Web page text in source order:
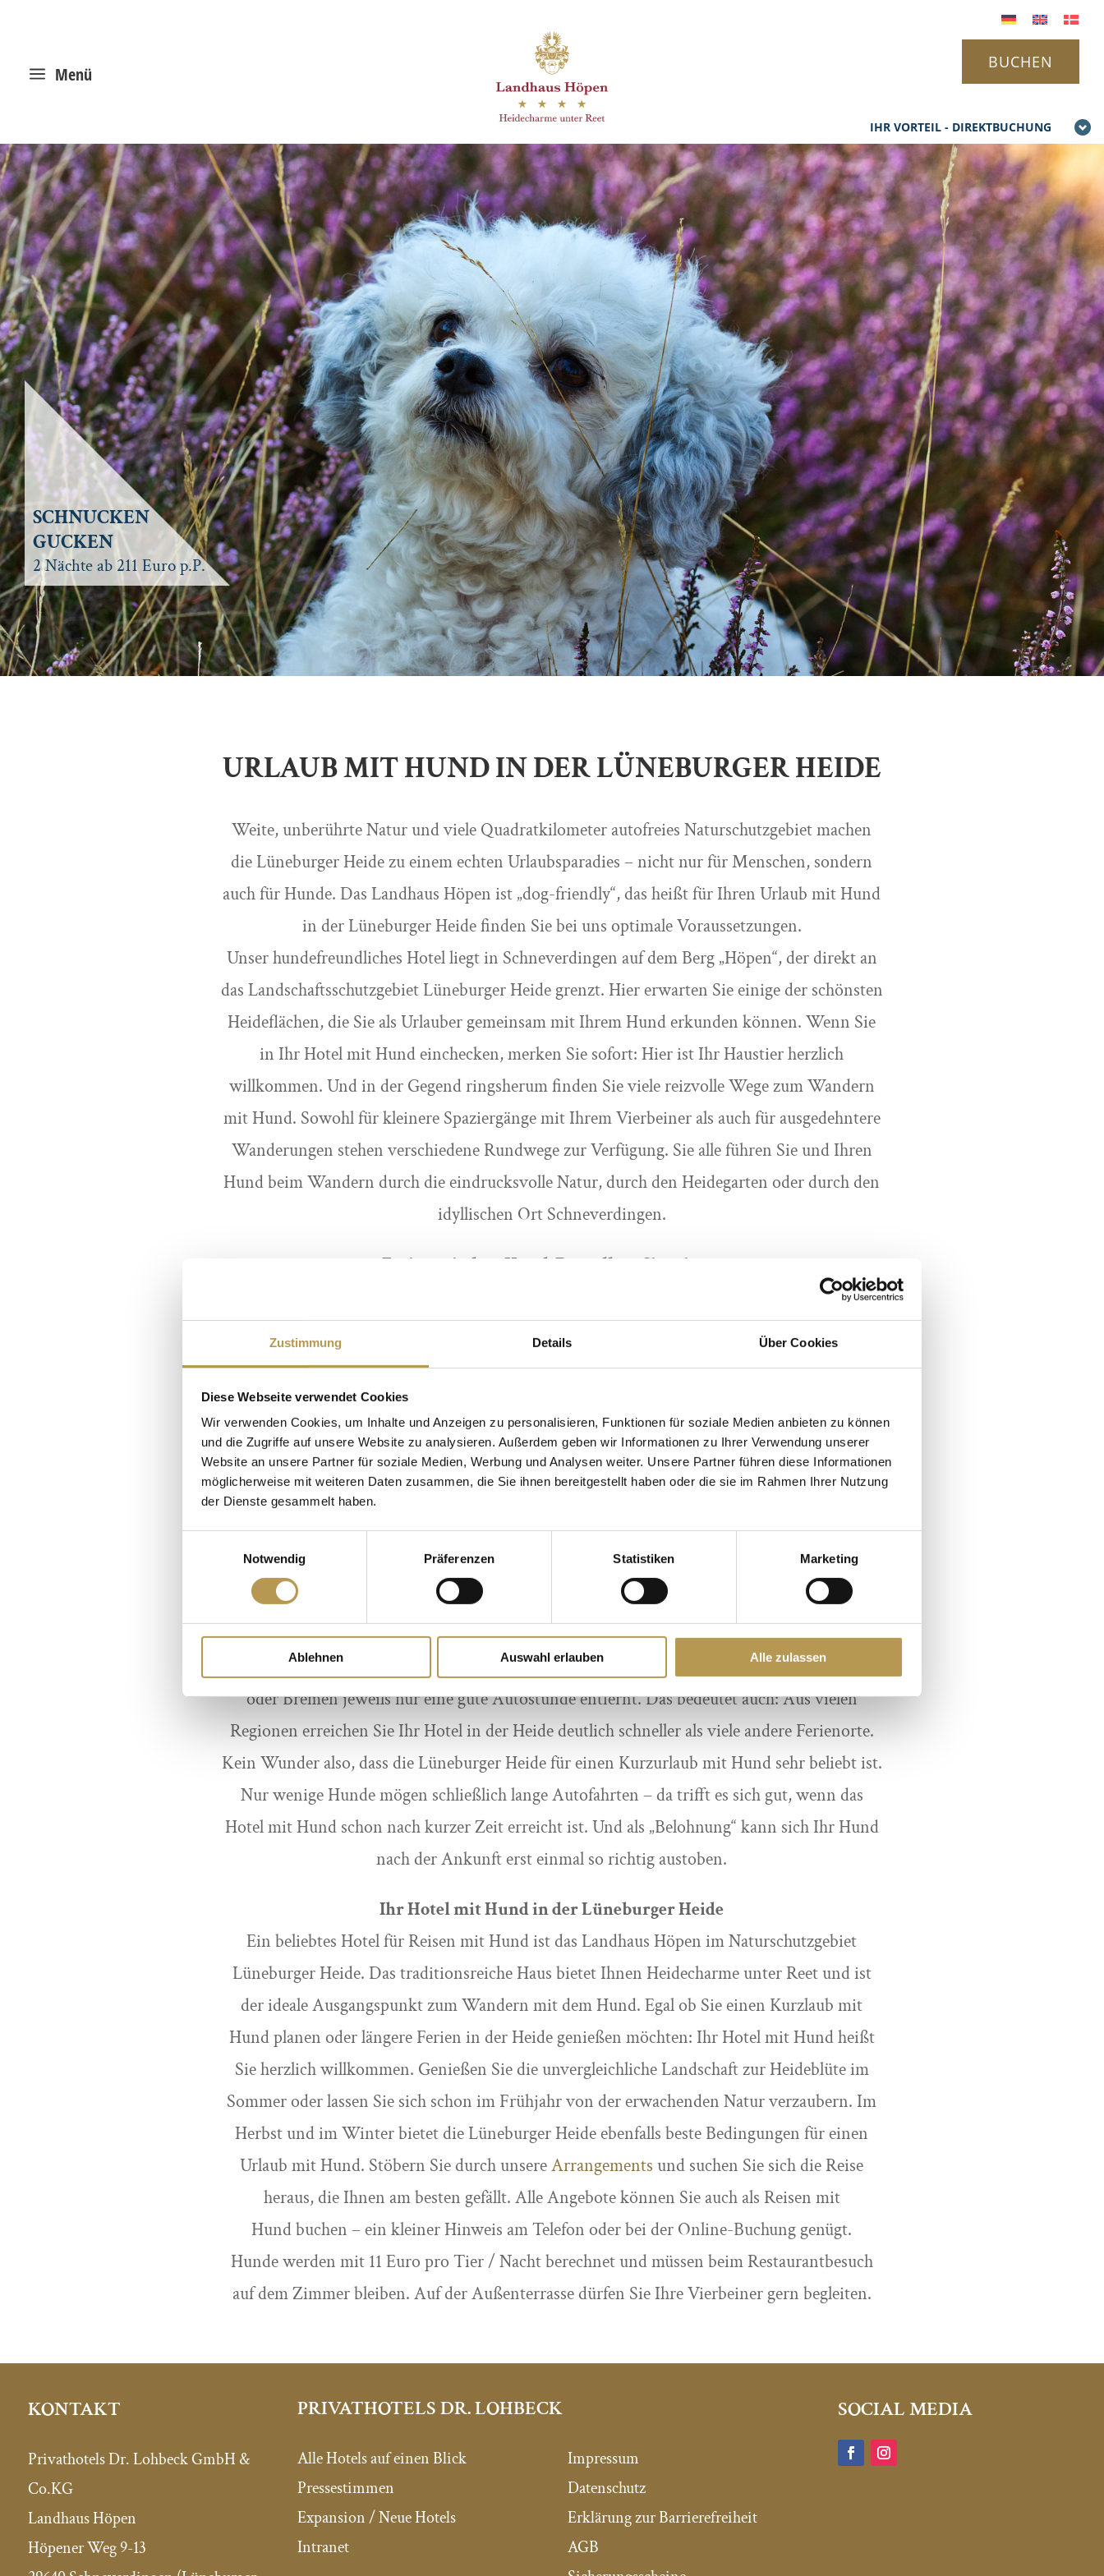
Zustimmung Details Über Cookies
Diese Webseite verwendet Cookies
Wir verwenden Cookies, um Inhalte und Anzeigen zu personalisieren, Funktionen für soziale Medien anbieten zu können
und die Zugriffe auf unsere Website zu analysieren. Außerdem geben wir Informationen zu Ihrer Verwendung unserer
Website an unsere Partner für soziale Medien, Werbung und Analysen weiter. Unsere Partner führen diese Informationen
möglicherweise mit weiteren Daten zusammen, die Sie ihnen bereitgestellt haben oder die sie im Rahmen Ihrer Nutzung
der Dienste gesammelt haben.
Notwendig
Präferenzen Statistiken Marketing
Ablehnen Auswahl erlauben Alle zulassen
IHR VORTEIL - DIREKTBUCHUNG
a Menü
BUCHEN
SCHNUCKEN
GUCKEN
2 Nächte ab 211 Euro p.P.
URLAUB MIT HUND IN DER LÜNEBURGER HEIDE
Weite, unberührte Natur und viele Quadratkilometer autofreies Naturschutzgebiet machen
die Lüneburger Heide zu einem echten Urlaubsparadies – nicht nur für Menschen, sondern
auch für Hunde. Das Landhaus Höpen ist „dog-friendly“, das heißt für Ihren Urlaub mit Hund
in der Lüneburger Heide finden Sie bei uns optimale Voraussetzungen.
Unser hundefreundliches Hotel liegt in Schneverdingen auf dem Berg „Höpen“, der direkt an
das Landschaftsschutzgebiet Lüneburger Heide grenzt. Hier erwarten Sie einige der schönsten
Heideflächen, die Sie als Urlauber gemeinsam mit Ihrem Hund erkunden können. Wenn Sie
in Ihr Hotel mit Hund einchecken, merken Sie sofort: Hier ist Ihr Haustier herzlich
willkommen. Und in der Gegend ringsherum finden Sie viele reizvolle Wege zum Wandern
mit Hund. Sowohl für kleinere Spaziergänge mit Ihrem Vierbeiner als auch für ausgedehntere
Wanderungen stehen verschiedene Rundwege zur Verfügung. Sie alle führen Sie und Ihren
Hund beim Wandern durch die eindrucksvolle Natur, durch den Heidegarten oder durch den
idyllischen Ort Schneverdingen.
Ferien mit dem Hund: Das sollten Sie wissen
Wenn Sie Ihren Familienurlaub mit Hund in der Lüneburger Heide planen, buchen Sie
Ihr Zimmer im Heide Hotel Landhaus Höpenmit dem guten Gefühl, dass Ihr Hund hier gerne
gesehen ist. Bitte geben Sie bereits bei der Reservierung an, dass Sie Urlaub mit Hund
machen, damit wir entsprechend planen können. Außerdem sollten Sie wissen, dass Ihr
Hund beim Wandern durch die Naturschutzgebiete das gesamte Jahr über Anleinpflicht
besteht. Besondere Vorsicht ist zwischen dem 1. April und 15. Juli eines jeden Jahres geboten.
Auch außerhalb dieser Schutzzeiten achten verantwortungsbewusste Tierhalter darauf, dass
wenigen Grundregeln beachtet, der kann einen wunderschönen und erholsamen Urlaub mit
dem Hund in der Lüneburger Heide genießen.
Kurzurlaub mit Hund? Auf in die Lüneburger Heide!
In der Lüneburger Heide ist es ruhig und idyllisch, doch trotzdem sind Hamburg, Hannover
oder Bremen jeweils nur eine gute Autostunde entfernt. Das bedeutet auch: Aus vielen
Regionen erreichen Sie Ihr Hotel in der Heide deutlich schneller als viele andere Ferienorte.
Kein Wunder also, dass die Lüneburger Heide für einen Kurzurlaub mit Hund sehr beliebt ist.
Nur wenige Hunde mögen schließlich lange Autofahrten – da trifft es sich gut, wenn das
Hotel mit Hund schon nach kurzer Zeit erreicht ist. Und als „Belohnung“ kann sich Ihr Hund
nach der Ankunft erst einmal so richtig austoben.
Ihr Hotel mit Hund in der Lüneburger Heide
Ein beliebtes Hotel für Reisen mit Hund ist das Landhaus Höpen im Naturschutzgebiet
Lüneburger Heide. Das traditionsreiche Haus bietet Ihnen Heidecharme unter Reet und ist
der ideale Ausgangspunkt zum Wandern mit dem Hund. Egal ob Sie einen Kurzlaub mit
Hund planen oder längere Ferien in der Heide genießen möchten: Ihr Hotel mit Hund heißt
Sie herzlich willkommen. Genießen Sie die unvergleichliche Landschaft zur Heideblüte im
Sommer oder lassen Sie sich schon im Frühjahr von der erwachenden Natur verzaubern. Im
Herbst und im Winter bietet die Lüneburger Heide ebenfalls beste Bedingungen für einen
Urlaub mit Hund. Stöbern Sie durch unsereArrangements und suchen Sie sich die Reise
heraus, die Ihnen am besten gefällt. Alle Angebote können Sie auch als Reisen mit
Hund buchen – ein kleiner Hinweis am Telefon oder bei der Online-Buchung genügt.
Hunde werden mit 11 Euro pro Tier / Nacht berechnet und müssen beim Restaurantbesuch
auf dem Zimmer bleiben. Auf der Außenterrasse dürfen Sie Ihre Vierbeiner gern begleiten.
KONTAKT
Privathotels Dr. Lohbeck GmbH &
Co.KG
Landhaus Höpen
Höpener Weg 9-13
PRIVATHOTELS DR. LOHBECK
Alle Hotels auf einen Blick
Pressestimmen
Expansion / Neue Hotels
Intranet
Impressum
Datenschutz
Erklärung zur Barrierefreiheit
AGB
SOCIAL MEDIA